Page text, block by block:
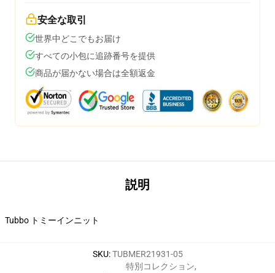
安全な取引
世界中どこでもお届け
すべての小包に追跡番号を提供
商品が届かない場合は全額返金
説明
Tubbo トミーインニット
SKU:TUBMER21931-05
特別コレクション,